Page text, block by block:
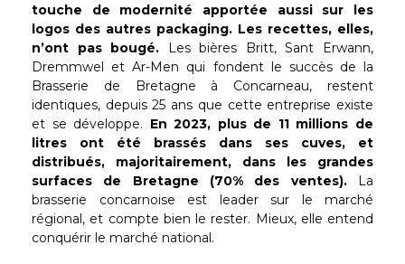
touche de modernité apportée aussi sur les
logos des autres packaging. Les recettes, elles,
n’ont pas bougé. Les bières Britt, Sant Erwann,
Dremmwel et Ar-Men qui fondent le succès de la
Brasserie de Bretagne à Concarneau, restent
identiques, depuis 25 ans que cette entreprise existe
et se développe. En 2023, plus de 11 millions de
litres ont été brassés dans ses cuves, et
distribués, majoritairement, dans les grandes
surfaces de Bretagne (70% des ventes).La
brasserie concarnoise est leader sur le marché
régional, et compte bien le rester. Mieux, elle entend
conquérir le marché national.